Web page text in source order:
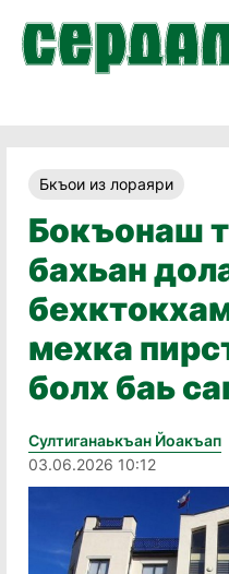
Бкъои из лораяри
Бокъонаш
бахьан
мехка
болх баь
Султиганаькъан Йоакъап
03.06.2026 10:12